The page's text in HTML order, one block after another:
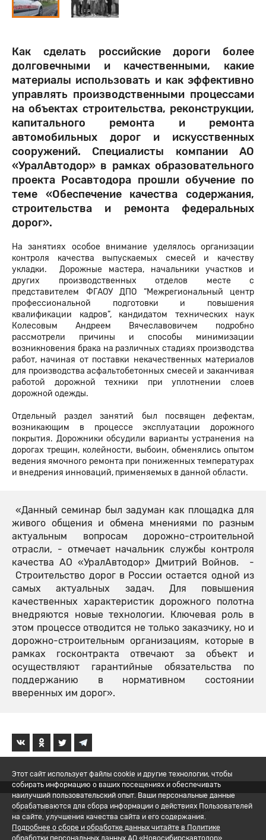
Как сделать российские дороги более
долговечными и качественными, какие
материалы использовать и как эффективно
управлять производственными процессами
на объектах строительства, реконструкции,
капитального ремонта и ремонта
автомобильных дорог и искусственных
сооружений. Специалисты компании АО
«УралАвтодор» в рамках образовательного
проекта Росавтодора прошли обучение по
теме «Обеспечение качества содержания,
строительства и ремонта федеральных
дорог».
На занятиях особое внимание уделялось организации
контроля качества выпускаемых смесей и качеству
укладки. Дорожные мастера, начальники участков и
других производственных отделов месте с
представителем ФГАОУ ДПО “Межрегиональный центр
профессиональной подготовки и повышения
квалификации кадров”, кандидатом технических наук
Колесовым Андреем Вячеславовичем подробно
рассмотрели причины и способы минимизации
возникновения брака на различных стадиях производства
работ, начиная от поставки некачественных материалов
для производства асфальтобетонных смесей и заканчивая
работой дорожной техники при уплотнении слоев
дорожной одежды.
Отдельный раздел занятий был посвящен дефектам,
возникающим в процессе эксплуатации дорожного
покрытия. Дорожники обсудили варианты устранения на
дорогах трещин, колейности, выбоин, обменялись опытом
ведения ямочного ремонта при пониженных температурах
и внедрения инноваций, применяемых в данной области.
«Данный семинар был задуман как площадка для
живого общения и обмена мнениями по разным
актуальным вопросам дорожно-строительной
отрасли, - отмечает начальник службы контроля
качества АО «УралАвтодор» Дмитрий Войнов. -
Строительство дорог в России остается одной из
самых актуальных задач. Для повышения
качественных характеристик дорожного полотна
внедряются новые технологии. Ключевая роль в
этом процессе отводится не только заказчику, но и
дорожно-строительным организациям, которые в
рамках госконтракта отвечают за объект и
осуществляют гарантийные обязательства по
поддержанию в нормативном состоянии
вверенных им дорог».
© 2026 Группа компаний «Новосибирскавтодор»
8 (800) 200-05-06
Этот сайт использует файлы cookie и другие технологии, чтобы
собирать информацию о ваших посещениях и обеспечивать
наилучший пользовательский опыт. Ваши персональные данные
обрабатываются для сбора информации о действиях Пользователей
на сайте, улучшения качества сайта и его содержания.
Подробнее о сборе и обработке данных читайте в Политике
обработки персональных данных АО «Новосибирскавтодор».